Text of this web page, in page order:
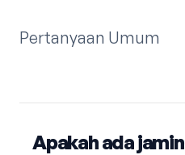
Pertanyaan Umum
Apakah ada